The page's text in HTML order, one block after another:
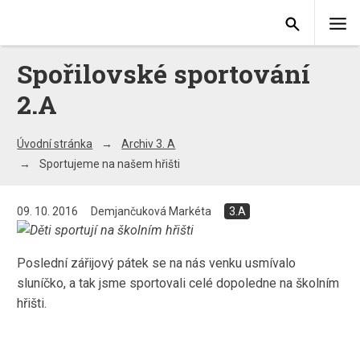
Spořilovské sportování
2.A
Úvodní stránka
Archiv 3. A
Sportujeme na našem hřišti
09. 10. 2016 Demjančuková Markéta 3.A
Poslední zářijový pátek se na nás venku usmívalo
sluníčko, a tak jsme sportovali celé dopoledne na školním
hřišti.